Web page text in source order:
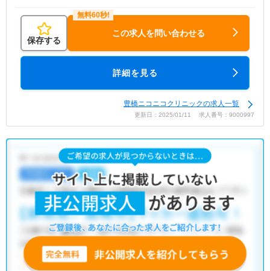
保存する
この求人を問い合わせる
詳細を見る
豊橋ニコニコクリニックの求人一覧
更新日：2025/01/11 求人番号：9000997